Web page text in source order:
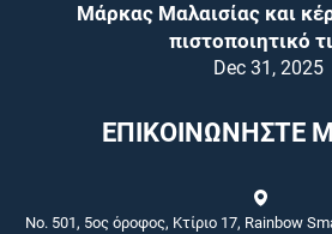
Μάρκας Μαλαισίας και
πιστοποιητικό
Dec 31, 2025
ΕΠΙΚΟΙΝΩΝΗΣΤΕ
No. 501, 5ος όροφος, Κτίριο 17, Rainbow